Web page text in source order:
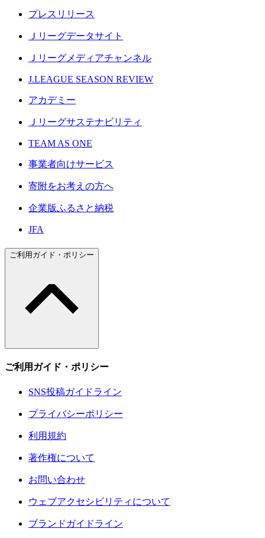
プレスリリース
Ｊリーグデータサイト
Ｊリーグメディアチャンネル
J.LEAGUE SEASON REVIEW
アカデミー
Ｊリーグサステナビリティ
TEAM AS ONE
事業者向けサービス
寄附をお考えの方へ
企業版ふるさと納税
JFA
ご利用ガイド・ポリシー
ご利用ガイド・ポリシー
SNS投稿ガイドライン
プライバシーポリシー
利用規約
著作権について
お問い合わせ
ウェブアクセシビリティについて
ブランドガイドライン